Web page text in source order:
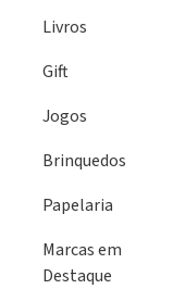
Livros
Gift
Jogos
Brinquedos
Papelaria
Marcas em
Destaque